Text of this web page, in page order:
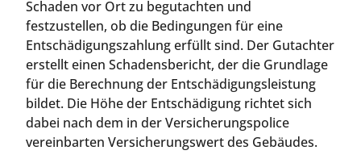
Schaden vor Ort zu begutachten und
festzustellen, ob die Bedingungen für eine
Entschädigungszahlung erfüllt sind. Der Gutachter
erstellt einen Schadensbericht, der die Grundlage
für die Berechnung der Entschädigungsleistung
bildet. Die Höhe der Entschädigung richtet sich
dabei nach dem in der Versicherungspolice
vereinbarten Versicherungswert des Gebäudes.